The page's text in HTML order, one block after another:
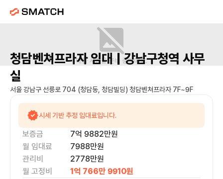
매물 사진을 준비 중이에요.
청담벤쳐프라자임대 | 강남구청역 사무
실
서울 강남구 선릉로 704 (청담동, 청담빌딩) 청담벤쳐프라자 7F~9F
시세 기반 추정 임대료입니다.
보증금 7억 9882만원
월 임대료
7988만원
관리비
2778만원
월 고정비
1억 766만 9910원